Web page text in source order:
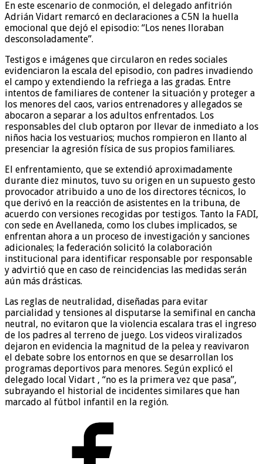
En este escenario de conmoción, el delegado anfitrión
Adrián Vidart remarcó en declaraciones a C5N la huella
emocional que dejó el episodio: “Los nenes lloraban
desconsoladamente”.
Testigos e imágenes que circularon en redes sociales
evidenciaron la escala del episodio, con padres invadiendo
el campo y extendiendo la refriega a las gradas. Entre
intentos de familiares de contener la situación y proteger a
los menores del caos, varios entrenadores y allegados se
abocaron a separar a los adultos enfrentados. Los
responsables del club optaron por llevar de inmediato a los
niños hacia los vestuarios; muchos rompieron en llanto al
presenciar la agresión física de sus propios familiares.
El enfrentamiento, que se extendió aproximadamente
durante diez minutos, tuvo su origen en un supuesto gesto
provocador atribuido a uno de los directores técnicos, lo
que derivó en la reacción de asistentes en la tribuna, de
acuerdo con versiones recogidas por testigos. Tanto la FADI,
con sede en Avellaneda, como los clubes implicados, se
enfrentan ahora a un proceso de investigación y sanciones
adicionales; la federación solicitó la colaboración
institucional para identificar responsable por responsable
y advirtió que en caso de reincidencias las medidas serán
aún más drásticas.
Las reglas de neutralidad, diseñadas para evitar
parcialidad y tensiones al disputarse la semifinal en cancha
neutral, no evitaron que la violencia escalara tras el ingreso
de los padres al terreno de juego. Los videos viralizados
dejaron en evidencia la magnitud de la pelea y reavivaron
el debate sobre los entornos en que se desarrollan los
programas deportivos para menores. Según explicó el
delegado local Vidart , “no es la primera vez que pasa”,
subrayando el historial de incidentes similares que han
marcado al fútbol infantil en la región.